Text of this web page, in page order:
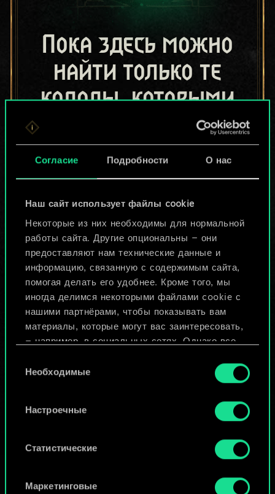
Согласие Подробности О нас
Наш сайт использует файлы cookie
Некоторые из них необходимы для нормальной
работы сайта. Другие опциональны — они
предоставляют нам технические данные и
информацию, связанную с содержимым сайта,
помогая делать его удобнее. Кроме того, мы
иногда делимся некоторыми файлами cookie с
нашими партнёрами, чтобы показывать вам
материалы, которые могут вас заинтересовать,
— например, в социальных сетях. Однако все
разрешения.
Найти подробную информацию о том, как мы
используем ваши файлы cookie, и изменить
«Настройки» ниже.
согласия
Необходимые
Настроечные
Статистические
Маркетинговые
Пока здесь можно
найти только те
колоды, которыми
поделились другие
игроки.
Но их может быть
больше!
Назвать колоду и описать её
Изменить колоду
ИЛИ